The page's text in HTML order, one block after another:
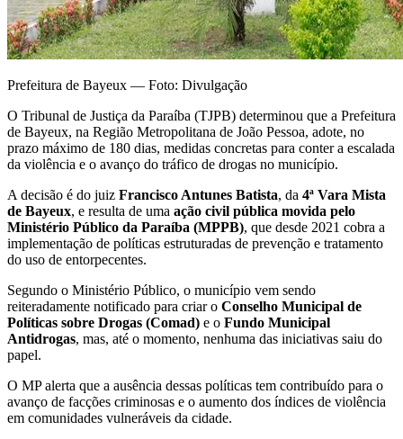
Prefeitura de Bayeux — Foto: Divulgação
O Tribunal de Justiça da Paraíba (TJPB) determinou que a Prefeitura
de Bayeux, na Região Metropolitana de João Pessoa, adote, no
prazo máximo de 180 dias, medidas concretas para conter a escalada
da violência e o avanço do tráfico de drogas no município.
A decisão é do juiz Francisco Antunes Batista, da 4ª Vara Mista
de Bayeux, e resulta de uma ação civil pública movida pelo
Ministério Público da Paraíba (MPPB), que desde 2021 cobra a
implementação de políticas estruturadas de prevenção e tratamento
do uso de entorpecentes.
Segundo o Ministério Público, o município vem sendo
reiteradamente notificado para criar o Conselho Municipal de
Políticas sobre Drogas (Comad) e o Fundo Municipal
Antidrogas, mas, até o momento, nenhuma das iniciativas saiu do
papel.
O MP alerta que a ausência dessas políticas tem contribuído para o
avanço de facções criminosas e o aumento dos índices de violência
em comunidades vulneráveis da cidade.